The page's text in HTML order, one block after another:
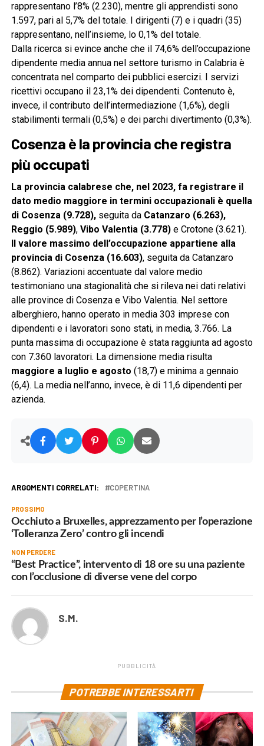
rappresentano l’8% (2.230), mentre gli apprendisti sono
1.597, pari al 5,7% del totale. I dirigenti (7) e i quadri (35)
rappresentano, nell’insieme, lo 0,1% del totale.
Dalla ricerca si evince anche che il 74,6% dell’occupazione
dipendente media annua nel settore turismo in Calabria è
concentrata nel comparto dei pubblici esercizi. I servizi
ricettivi occupano il 23,1% dei dipendenti. Contenuto è,
invece, il contributo dell’intermediazione (1,6%), degli
stabilimenti termali (0,5%) e dei parchi divertimento (0,3%).
Cosenza è la provincia che registra
più occupati
La provincia calabrese che, nel 2023, fa registrare il
dato medio maggiore in termini occupazionali è quella
di Cosenza (9.728),seguita da Catanzaro (6.263),
Reggio (5.989), Vibo Valentia (3.778)e Crotone (3.621).
Il valore massimo dell’occupazione appartiene alla
provincia di Cosenza (16.603), seguita da Catanzaro
(8.862). Variazioni accentuate dal valore medio
testimoniano una stagionalità che si rileva nei dati relativi
alle province di Cosenza e Vibo Valentia. Nel settore
alberghiero, hanno operato in media 303 imprese con
dipendenti e i lavoratori sono stati, in media, 3.766. La
punta massima di occupazione è stata raggiunta ad agosto
con 7.360 lavoratori. La dimensione media risulta
maggiore a luglio e agosto (18,7) e minima a gennaio
(6,4). La media nell’anno, invece, è di 11,6 dipendenti per
azienda.
ARGOMENTI CORRELATI: COPERTINA
PROSSIMO
Occhiuto a Bruxelles, apprezzamento per l’operazione
‘Tolleranza Zero’ contro gli incendi
NON PERDERE
“Best Practice”, intervento di 18 ore su una paziente
con l’occlusione di diverse vene del corpo
S.M.
PUBBLICITÀ
POTREBBE INTERESSARTI